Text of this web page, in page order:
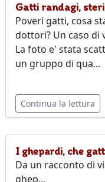
Gatti randagi,
Poveri gatti, cosa
dottori? Un caso di
La foto e' stata
un gruppo di qua...
Continua la lettura
I ghepardi, che
Da un racconto di
ghep...